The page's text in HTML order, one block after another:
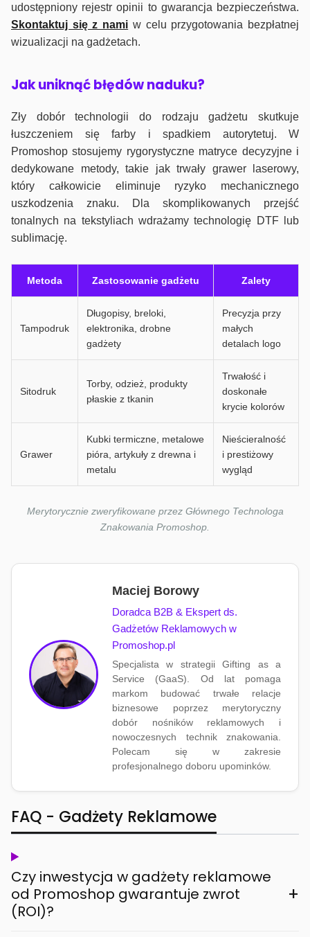
udostępniony rejestr opinii to gwarancja bezpieczeństwa.
Skontaktuj się z nami w celu przygotowania bezpłatnej
wizualizacji na gadżetach.
Jak uniknąć błędów naduku?
Zły dobór technologii do rodzaju gadżetu skutkuje
łuszczeniem się farby i spadkiem autorytetuj. W
Promoshop stosujemy rygorystyczne matryce decyzyjne i
dedykowane metody, takie jak trwały grawer laserowy,
który całkowicie eliminuje ryzyko mechanicznego
uszkodzenia znaku. Dla skomplikowanych przejść
tonalnych na tekstyliach wdrażamy technologię DTF lub
sublimację.
Metoda Zastosowanie gadżetu Zalety
Tampodruk
Długopisy, breloki,
elektronika, drobne
gadżety
Precyzja przy
małych
detalach logo
Sitodruk
Torby, odzież, produkty
płaskie z tkanin
Trwałość i
doskonałe
krycie kolorów
Grawer
Kubki termiczne, metalowe
pióra, artykuły z drewna i
metalu
Nieścieralność
i prestiżowy
wygląd
Merytorycznie zweryfikowane przez Głównego Technologa
Znakowania Promoshop.
Maciej Borowy
Doradca B2B & Ekspert ds.
Gadżetów Reklamowych w
Promoshop.pl
Specjalista w strategii Gifting as a
Service (GaaS). Od lat pomaga
markom budować trwałe relacje
biznesowe poprzez merytoryczny
dobór nośników reklamowych i
nowoczesnych technik znakowania.
Polecam się w zakresie
profesjonalnego doboru upominków.
FAQ - Gadżety Reklamowe
Czy inwestycja w gadżety reklamowe
od Promoshop gwarantuje zwrot
(ROI)?
+